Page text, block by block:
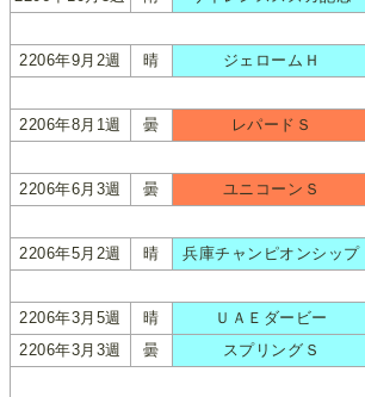
2206年9月2週 晴 ジェロームＨ
2206年8月1週 曇 レパードＳ
2206年6月3週 曇 ユニコーンＳ
2206年5月2週 晴 兵庫チャンピオンシップ
2206年3月5週 晴 ＵＡＥダービー
2206年3月3週
曇 スプリングＳ